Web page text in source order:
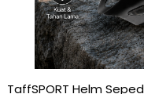
TaffSPORT Helm